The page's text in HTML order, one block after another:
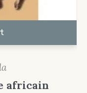
africain